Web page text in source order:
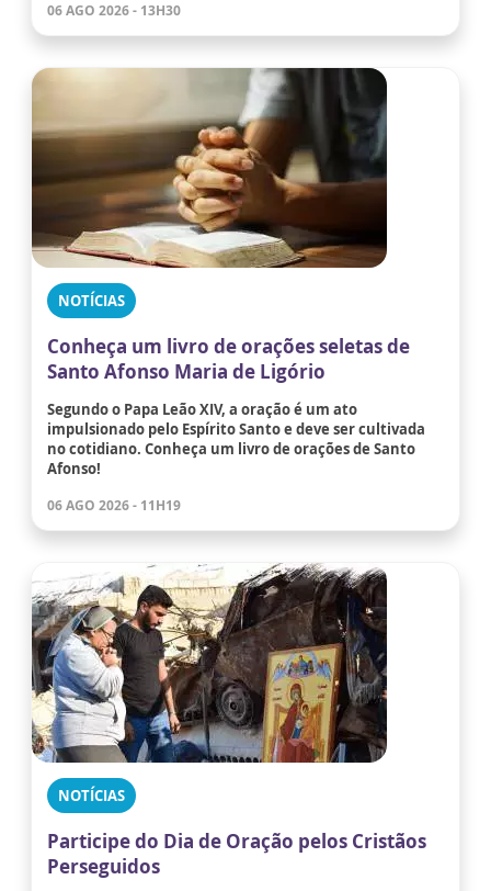
06 AGO 2026 - 13H30
NOTÍCIAS
Conheça um livro de orações seletas de
Santo Afonso Maria de Ligório
Segundo o Papa Leão XIV, a oração é um ato
impulsionado pelo Espírito Santo e deve ser cultivada
no cotidiano. Conheça um livro de orações de Santo
Afonso!
06 AGO 2026 - 11H19
NOTÍCIAS
Participe do Dia de Oração pelos Cristãos
Perseguidos